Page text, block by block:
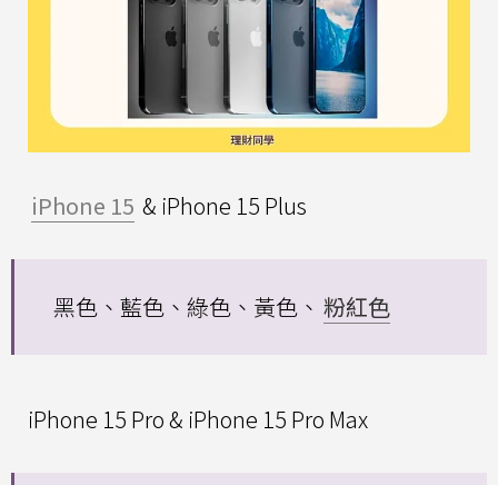
iPhone 15 & iPhone 15 Plus
黑色、藍色、綠色、黃色、 粉紅色
iPhone 15 Pro & iPhone 15 Pro Max